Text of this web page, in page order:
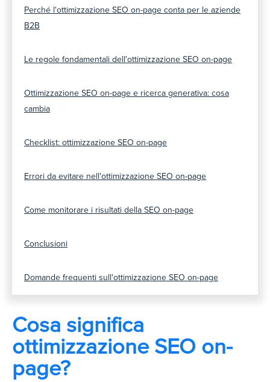
Perché l'ottimizzazione SEO on-page conta per le aziende
B2B
Le regole fondamentali dell'ottimizzazione SEO on-page
Ottimizzazione SEO on-page e ricerca generativa: cosa
cambia
Checklist: ottimizzazione SEO on-page
Errori da evitare nell'ottimizzazione SEO on-page
Come monitorare i risultati della SEO on-page
Conclusioni
Domande frequenti sull'ottimizzazione SEO on-page
Cosa significa
ottimizzazione SEO on-
page?